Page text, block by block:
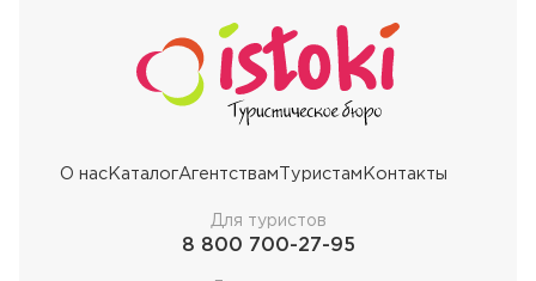
О насКаталогАгентствам Туристам Контакты
Для туристов
8 800 700-27-95